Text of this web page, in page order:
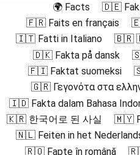
🌍 Facts
🇩🇪
🇫🇷 Faits en français
🇮🇹 Fatti in Italiano
🇧🇷
🇩🇰 Fakta på dansk
🇫🇮 Faktat suomeksi
🇬🇷 Γεγονότα στα
🇮🇩 Fakta dalam Bahasa
🇰🇷 한국어로 된 사실
🇲🇾
🇳🇱 Feiten in het
🇷🇴 Fapte în română